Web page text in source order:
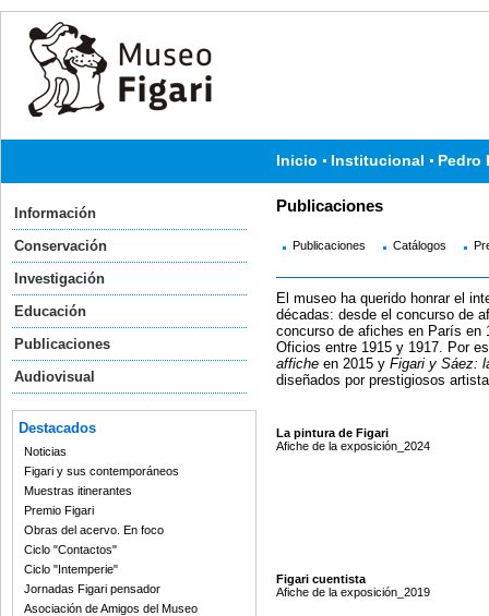
Inicio Institucional Pedro
Información
Conservación
Investigación
Educación
Publicaciones
Audiovisual
Destacados
Noticias
Figari y sus contemporáneos
Muestras itinerantes
Premio Figari
Obras del acervo. En foco
Ciclo "Contactos"
Ciclo "Intemperie"
Jornadas Figari pensador
Asociación de Amigos del Museo
Publicaciones
Publicaciones Catálogos
El museo ha querido honrar el
décadas: desde el concurso de
concurso de afiches en París en
Oficios entre 1915 y 1917. Por
affiche en 2015 y Figari y Sáez:
diseñados por prestigiosos
La pintura de Figari
Afiche de la exposición_2024
Figari cuentista
Afiche de la exposición_2019